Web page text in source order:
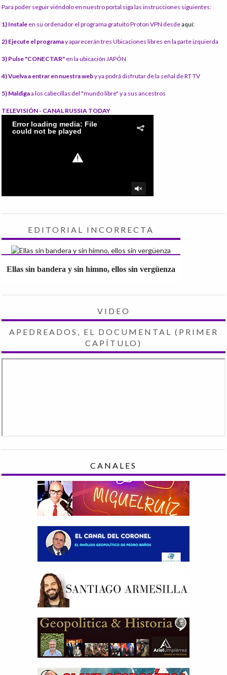
Para poder seguir viéndolo en nuestro portal siga las instrucciones siguientes:
1) Instale en su ordenador el programa gratuito Proton VPN desdeaquí:
2) Ejecute el programay aparecerán tres Ubicaciones libres en la parte izquierda
3) Pulse "CONECTAR" en la ubicación JAPÓN
4) Vuelva a entrar en nuestra weby ya podrá disfrutar de la señal de RT TV
5) Maldigaa los cabecillas del "mundo libre" y a sus ancestros
TELEVISIÓN - CANAL RUSSIA TODAY
EDITORIAL INCORRECTA
Ellas sin bandera y sin himno, ellos sin vergüenza
VIDEO
APEDREADOS, EL DOCUMENTAL (PRIMER
CAPÍTULO)
CANALES